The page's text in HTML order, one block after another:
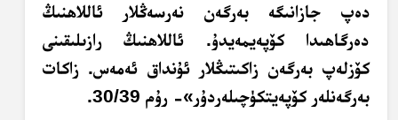
دەپ جازانىگە بەرگەن نەرسەڭلار ئاللاھنىڭ
دەرگاھىدا كۆپەيمەيدۇ. ئاللاھنىڭ رازىلىقىنى
كۆزلەپ بەرگەن زاكىتىڭلار ئۇنداق ئەمەس. زاكات
بەرگەنلەر كۆپەيتكۈچىلەردۇر»- رۇم 30/39.